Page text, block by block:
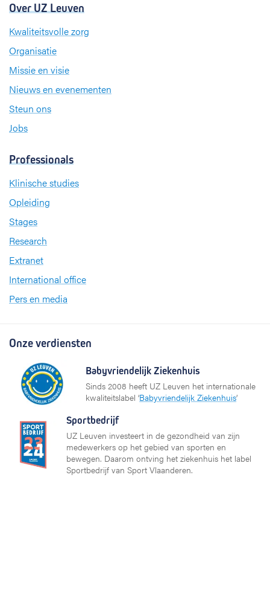
Over UZ Leuven
Kwaliteitsvolle zorg
Organisatie
Missie en visie
Nieuws en evenementen
Steun ons
Jobs
Professionals
Klinische studies
Opleiding
Stages
Research
Extranet
International office
Pers en media
Onze verdiensten
Babyvriendelijk Ziekenhuis
Sinds 2008 heeft UZ Leuven het internationale
kwaliteitslabel ‘Babyvriendelijk Ziekenhuis’
Sportbedrijf
UZ Leuven investeert in de gezondheid van zijn
medewerkers op het gebied van sporten en
bewegen. Daarom ontving het ziekenhuis het label
Sportbedrijf van Sport Vlaanderen.